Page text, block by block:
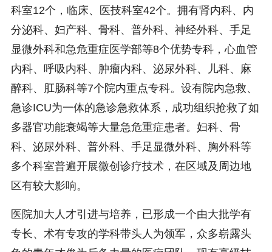
科室12个，临床、医技科室42个。拥有肾内科、内
分泌科、妇产科、骨科、普外科、神经外科、手足
显微外科和急危重症医学部等8个优势专科，心血管
内科、呼吸内科、肿瘤内科、泌尿外科、儿科、麻
醉科、肛肠科等7个院内重点专科。设有院内急救、
急诊ICU为一体的急诊急救体系，成功组织抢救了如
多器官功能衰竭等大量急危重症患者。妇科、骨
科、泌尿外科、普外科、手足显微外科、胸外科等
多个科室普遍开展微创诊疗技术，在区域及周边地
区有较大影响。
医院加大人才引进与培养，已形成一个由大批学有
专长、术有专攻的学科带头人为领军，众多崭露头